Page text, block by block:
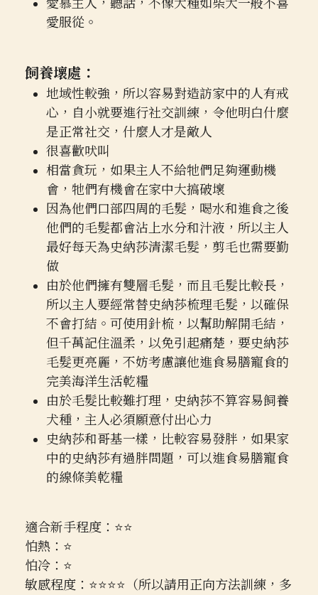
愛慕主人，聽話，不像犬種如柴犬一般不喜
愛服從。
飼養壞處：
地域性較強，所以容易對造訪家中的人有戒
心，自小就要進行社交訓練，令他明白什麼
是正常社交，什麼人才是敵人
很喜歡吠叫
相當貪玩，如果主人不給牠們足夠運動機
會，牠們有機會在家中大搞破壞
因為他們口部四周的毛髮，喝水和進食之後
他們的毛髮都會沾上水分和汁液，所以主人
最好每天為史納莎清潔毛髮，剪毛也需要勤
做
由於他們擁有雙層毛髮，而且毛髮比較長，
所以主人要經常替史納莎梳理毛髮，以確保
不會打結。可使用針梳，以幫助解開毛結，
但千萬記住溫柔，以免引起痛楚，要史納莎
毛髮更亮麗，不妨考慮讓他進食易膳寵食的
完美海洋生活乾糧
由於毛髮比較難打理，史納莎不算容易飼養
犬種，主人必須願意付出心力
史納莎和哥基一樣，比較容易發胖，如果家
中的史納莎有過胖問題，可以進食易膳寵食
的線條美乾糧
適合新手程度：⭐⭐
怕熱：⭐
怕冷：⭐
敏感程度：⭐⭐⭐⭐（所以請用正向方法訓練，多